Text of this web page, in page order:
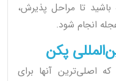
تا مراحل پذیرش،
انجام شود.
پکن
اصلی‌ترین آنها برای